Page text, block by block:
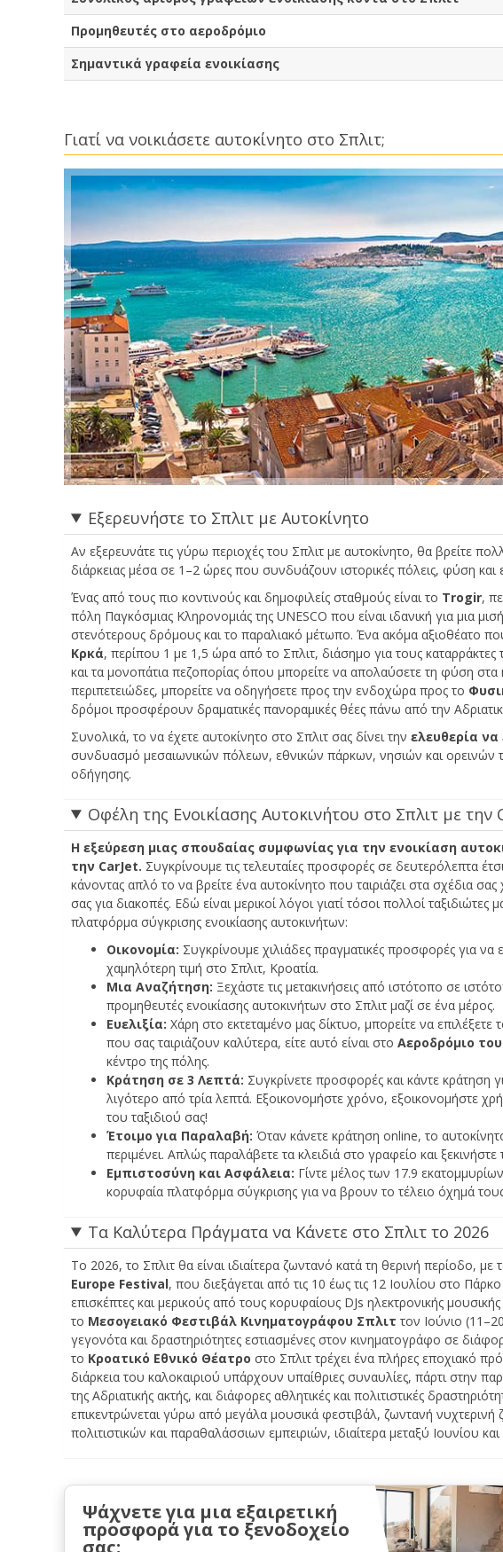
Προμηθευτές στο αεροδρόμιο
Σημαντικά γραφεία ενοικίασης
Γιατί να νοικιάσετε αυτοκίνητο στο Σπλιτ;
Εξερευνήστε το Σπλιτ με Αυτοκίνητο
Αν εξερευνάτε τις γύρω περιοχές του Σπλιτ με αυτοκίνητο, θα βρείτε
διάρκειας μέσα σε 1–2 ώρες που συνδυάζουν ιστορικές πόλεις, φύση και
Ένας από τους πιο κοντινούς και δημοφιλείς σταθμούς είναι το Trogir,
πόλη Παγκόσμιας Κληρονομιάς της UNESCO που είναι ιδανική για μια
στενότερους δρόμους και το παραλιακό μέτωπο. Ένα ακόμα αξιοθέατο που
Κρκά, περίπου 1 με 1,5 ώρα από το Σπλιτ, διάσημο για τους
και τα μονοπάτια πεζοπορίας όπου μπορείτε να απολαύσετε τη φύση στα
περιπετειώδες, μπορείτε να οδηγήσετε προς την ενδοχώρα προς το
δρόμοι προσφέρουν δραματικές πανοραμικές θέες πάνω από την
Συνολικά, το να έχετε αυτοκίνητο στο Σπλιτ σας δίνει την ελευθερία να
συνδυασμό μεσαιωνικών πόλεων, εθνικών πάρκων, νησιών και ορεινών
οδήγησης.
Οφέλη της Ενοικίασης Αυτοκινήτου στο Σπλιτ με την
Η εξεύρεση μιας σπουδαίας συμφωνίας για την ενοικίαση
την CarJet. Συγκρίνουμε τις τελευταίες προσφορές σε δευτερόλεπτα
κάνοντας απλό το να βρείτε ένα αυτοκίνητο που ταιριάζει στα σχέδια
σας για διακοπές. Εδώ είναι μερικοί λόγοι γιατί τόσοι πολλοί
πλατφόρμα σύγκρισης ενοικίασης αυτοκινήτων:
Οικονομία: Συγκρίνουμε χιλιάδες πραγματικές προσφορές για να
χαμηλότερη τιμή στο Σπλιτ, Κροατία.
Μια Αναζήτηση: Ξεχάστε τις μετακινήσεις από ιστότοπο σε
προμηθευτές ενοικίασης αυτοκινήτων στο Σπλιτ μαζί σε ένα μέρος.
Ευελιξία: Χάρη στο εκτεταμένο μας δίκτυο, μπορείτε να
που σας ταιριάζουν καλύτερα, είτε αυτό είναι στο Αεροδρόμιο
κέντρο της πόλης.
Κράτηση σε 3 Λεπτά: Συγκρίνετε προσφορές και κάντε κράτηση
λιγότερο από τρία λεπτά. Εξοικονομήστε χρόνο, εξοικονομήστε
του ταξιδιού σας!
Έτοιμο για Παραλαβή: Όταν κάνετε κράτηση online, το
περιμένει. Απλώς παραλάβετε τα κλειδιά στο γραφείο και
Εμπιστοσύνη και Ασφάλεια: Γίντε μέλος των 17.9
κορυφαία πλατφόρμα σύγκρισης για να βρουν το τέλειο όχημά
Τα Καλύτερα Πράγματα να Κάνετε στο Σπλιτ το 2026
Το 2026, το Σπλιτ θα είναι ιδιαίτερα ζωντανό κατά τη θερινή περίοδο, με
Europe Festival, που διεξάγεται από τις 10 έως τις 12 Ιουλίου στο
επισκέπτες και μερικούς από τους κορυφαίους DJs ηλεκτρονικής
το Μεσογειακό Φεστιβάλ Κινηματογράφου Σπλιτ τον Ιούνιο
γεγονότα και δραστηριότητες εστιασμένες στον κινηματογράφο σε
το Kροατικό Εθνικό Θέατρο στο Σπλιτ τρέχει ένα πλήρες εποχιακό
διάρκεια του καλοκαιριού υπάρχουν υπαίθριες συναυλίες, πάρτι στην
της Αδριατικής ακτής, και διάφορες αθλητικές και πολιτιστικές
επικεντρώνεται γύρω από μεγάλα μουσικά φεστιβάλ, ζωντανή
πολιτιστικών και παραθαλάσσιων εμπειριών, ιδιαίτερα μεταξύ Ιουνίου
Ψάχνετε για μια εξαιρετική
προσφορά για το ξενοδοχείο
σας;